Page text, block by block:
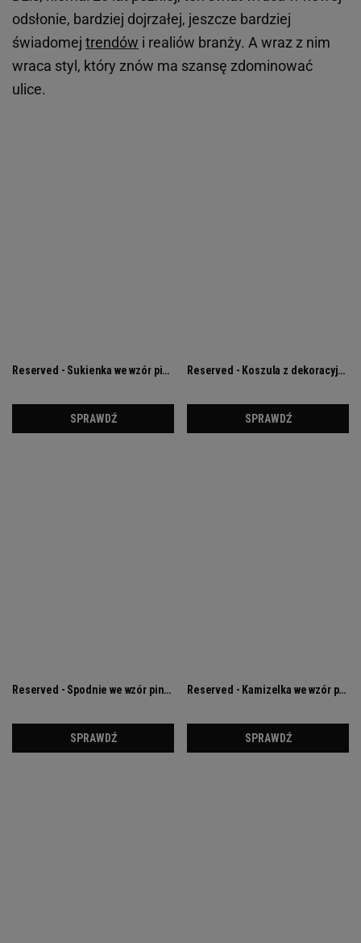
odsłonie, bardziej dojrzałej, jeszcze bardziej
świadomej trendów i realiów branży. A wraz z nim
wraca styl, który znów ma szansę zdominować
ulice.